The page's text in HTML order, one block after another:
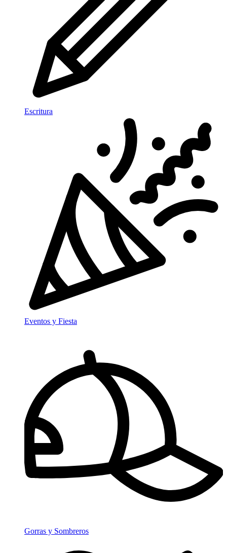
Escritura
Eventos y Fiesta
Gorras y Sombreros